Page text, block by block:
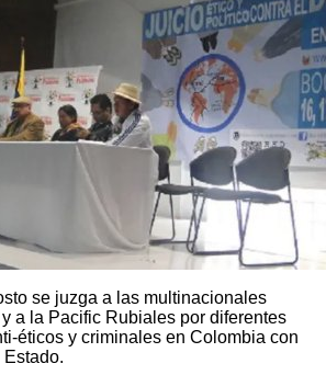
se juzga a las multinacionales
a la Pacific Rubiales por diferentes
éticos y criminales en Colombia con
Estado.